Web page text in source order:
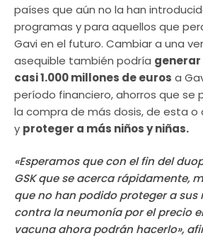
países que aún no la han
programas y para aquellos que
Gavi en el futuro. Cambiar a una
asequible también podría
casi 1.000 millones de euros a
período financiero, ahorros que se
la compra de más dosis, de esta o
y proteger a más niños y niñas.
«Esperamos que con el fin del
GSK que se acerca rápidamente,
que no han podido proteger a sus
contra la neumonía por el precio
vacuna ahora podrán hacerlo»,